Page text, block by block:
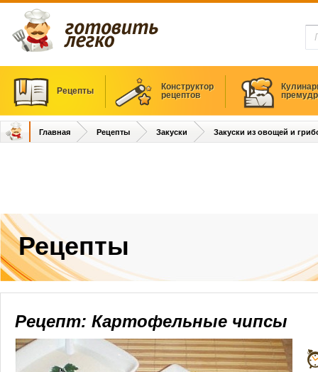
Рецепты
Конструктор
рецептов
Главная Рецепты Закуски Закуски из овощей и
Рецепты
Рецепт: Картофельные чипсы